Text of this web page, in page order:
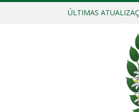
ÚLTIMAS